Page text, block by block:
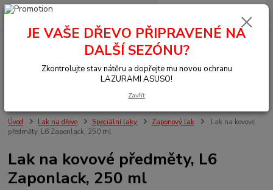
+420 377 441 961 0,00 Kč
Úvod Lak na dřevo Speciální laky Zaponový lak
Lak na kovové
předměty, L6 Zaponlack, 250 ml
Lak na kovové předměty, L6
Zaponlack, 250 ml
JE VAŠE DŘEVO PŘIPRAVENÉ NA
DALŠÍ SEZÓNU?
Zkontrolujte stav nátěru a dopřejte mu novou ochranu
LAZURAMI ASUSO!
Zavřít